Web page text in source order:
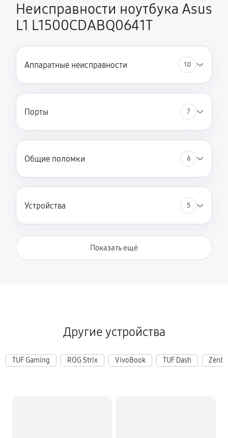
Замена шим-контроллера
Замена HDMI ноутбука Asus L1 L1500CDABQ0641T
Неисправности ноутбука Asus
L1 L1500CDABQ0641T
Аппаратные неисправности 10
Порты 7
Общие поломки 6
Устройства 5
Показать ещё
Другие устройства
TUF Gaming ROG Strix VivoBook TUF Dash